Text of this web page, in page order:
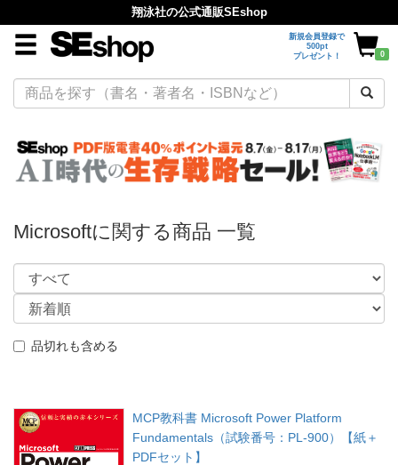
翔泳社の公式通販SEshop
新規会員登録で
500pt
プレゼント！
0
Microsoftに関する商品 一覧
品切れも含める
MCP教科書 Microsoft Power Platform
Fundamentals（試験番号：PL-900）【紙＋
PDFセット】